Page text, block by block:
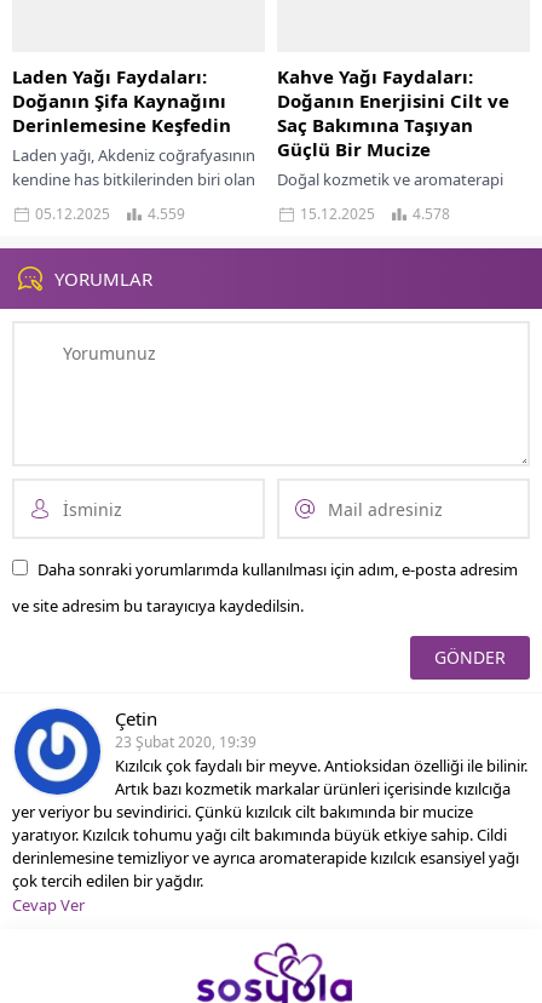
Laden Yağı Faydaları:
Doğanın Şifa Kaynağını
Derinlemesine Keşfedin
Laden yağı, Akdeniz coğrafyasının
kendine has bitkilerinden biri olan
Cistus ladaniferus bitkisinin
reçinelerinden elde edilen değerli
bir uçucu yağdır. Geleneksel...
05.12.2025 4.559
Kahve Yağı Faydaları:
Doğanın Enerjisini Cilt ve
Saç Bakımına Taşıyan
Güçlü Bir Mucize
Doğal kozmetik ve aromaterapi
alanında son yıllarda öne çıkan
bitkisel yağlardan biri de kahve
yağıdır. Kahve çekirdeklerinden
15.12.2025 4.578
YORUMLAR
Daha sonraki yorumlarımda kullanılması için adım, e-posta adresim
ve site adresim bu tarayıcıya kaydedilsin.
Çetin
23 Şubat 2020, 19:39
Kızılcık çok faydalı bir meyve. Antioksidan özelliği ile bilinir.
Artık bazı kozmetik markalar ürünleri içerisinde kızılcığa
yer veriyor bu sevindirici. Çünkü kızılcık cilt bakımında bir mucize
yaratıyor. Kızılcık tohumu yağı cilt bakımında büyük etkiye sahip. Cildi
derinlemesine temizliyor ve ayrıca aromaterapide kızılcık esansiyel yağı
çok tercih edilen bir yağdır.
Cevap Ver